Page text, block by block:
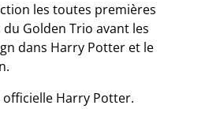
les toutes premières
Golden Trio avant les
dans Harry Potter et le
Harry Potter.